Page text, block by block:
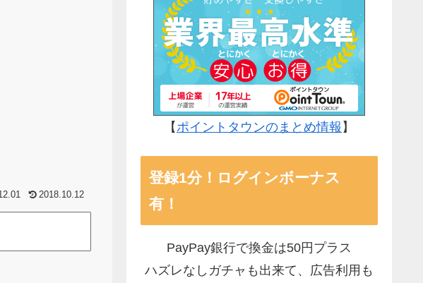
2018.10.12
【ポイントタウンのまとめ情報 】
登録1分！ログインボーナス
有！
PayPay銀行で換金は50円プラス
ハズレなしガチャも出来て、広告利用も